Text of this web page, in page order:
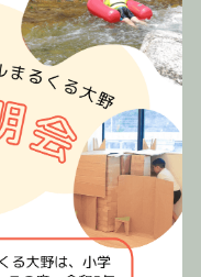
ートniconico
る